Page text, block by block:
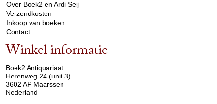
Over Boek2 en Ardi Seij
Verzendkosten
Inkoop van boeken
Contact
Winkel informatie
Boek2 Antiquariaat
Herenweg 24 (unit 3)
3602 AP Maarssen
Nederland